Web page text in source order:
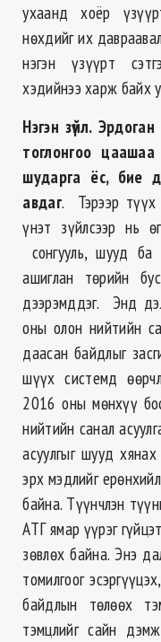
ухаанд хоёр
нөхдийг их
нэгэн үзүүрт
хэдийнээ харж байх
Нэгэн зүйл.
тоглонгоо
шударга ёс, бие
авдаг. Тэрээр түүх
үнэт зүйлсээр нь
сонгууль, шууд
ашиглан төрийн
дээрэмддэг. Энд
оны олон нийтийн
даасан байдлыг
шүүх системд
2016 оны мөнхүү
нийтийн санал
асуулгыг шууд
эрх мэдлийг
байна. Түүнчлэн
АТГ ямар үүрэг
зөвлөх байна. Энэ
томилгоог
байдлын төлөөх
тэмцлийг сайн